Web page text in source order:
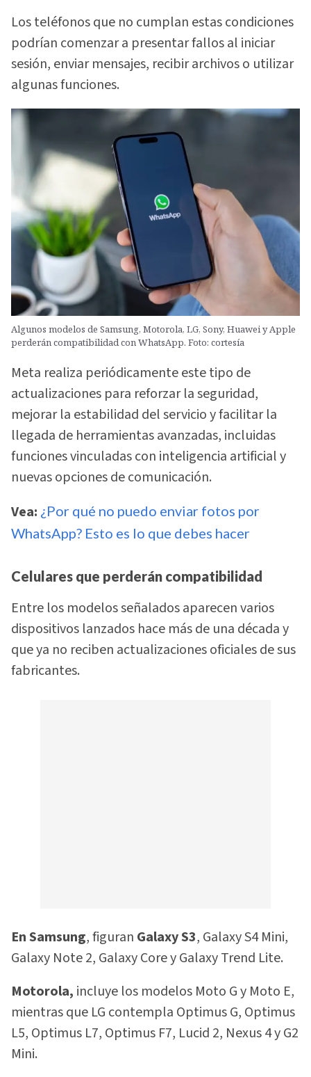
Los teléfonos que no cumplan estas condiciones
podrían comenzar a presentar fallos al iniciar
sesión, enviar mensajes, recibir archivos o utilizar
algunas funciones.
Algunos modelos de Samsung, Motorola, LG, Sony, Huawei y Apple
perderán compatibilidad con WhatsApp. Foto: cortesía
Meta realiza periódicamente este tipo de
actualizaciones para reforzar la seguridad,
mejorar la estabilidad del servicio y facilitar la
llegada de herramientas avanzadas, incluidas
funciones vinculadas con inteligencia artificial y
nuevas opciones de comunicación.
Vea: ¿Por qué no puedo enviar fotos por
WhatsApp? Esto es lo que debes hacer
Celulares que perderán compatibilidad
Entre los modelos señalados aparecen varios
dispositivos lanzados hace más de una década y
que ya no reciben actualizaciones oficiales de sus
fabricantes.
En Samsung, figuran Galaxy S3, Galaxy S4 Mini,
Galaxy Note 2, Galaxy Core y Galaxy Trend Lite.
Motorola, incluye los modelos Moto G y Moto E,
mientras que LG contempla Optimus G, Optimus
L5, Optimus L7, Optimus F7, Lucid 2, Nexus 4 y G2
Mini.